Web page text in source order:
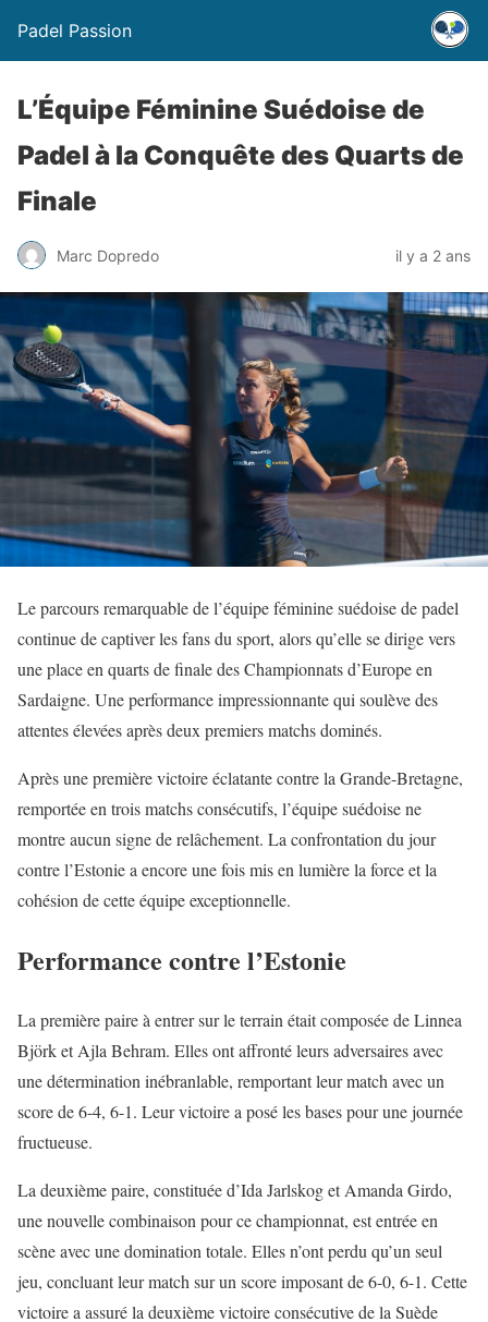
Padel Passion
L’Équipe Féminine Suédoise de
Padel à la Conquête des Quarts de
Finale
Marc Dopredo il y a 2 ans
Le parcours remarquable de l’équipe féminine suédoise de padel
continue de captiver les fans du sport, alors qu’elle se dirige vers
une place en quarts de finale des Championnats d’Europe en
Sardaigne. Une performance impressionnante qui soulève des
attentes élevées après deux premiers matchs dominés.
Après une première victoire éclatante contre la Grande-Bretagne,
remportée en trois matchs consécutifs, l’équipe suédoise ne
montre aucun signe de relâchement. La confrontation du jour
contre l’Estonie a encore une fois mis en lumière la force et la
cohésion de cette équipe exceptionnelle.
Performance contre l’Estonie
La première paire à entrer sur le terrain était composée de Linnea
Björk et Ajla Behram. Elles ont affronté leurs adversaires avec
une détermination inébranlable, remportant leur match avec un
score de 6-4, 6-1. Leur victoire a posé les bases pour une journée
fructueuse.
La deuxième paire, constituée d’Ida Jarlskog et Amanda Girdo,
une nouvelle combinaison pour ce championnat, est entrée en
scène avec une domination totale. Elles n’ont perdu qu’un seul
jeu, concluant leur match sur un score imposant de 6-0, 6-1. Cette
victoire a assuré la deuxième victoire consécutive de la Suède